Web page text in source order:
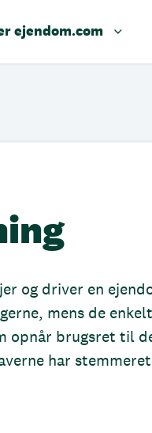
ejendom.com
og driver en
mens de
opnår brugsret til
har